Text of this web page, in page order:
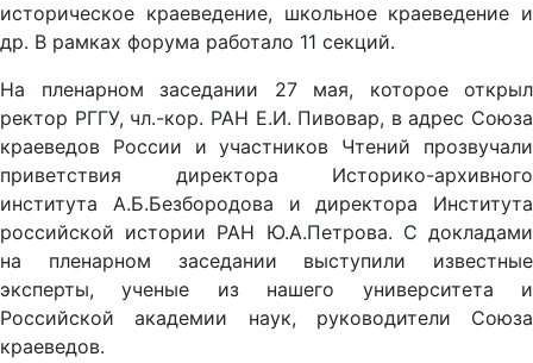
историческое краеведение, школьное краеведение и
др. В рамках форума работало 11 секций.
На пленарном заседании 27 мая, которое открыл
ректор РГГУ, чл.-кор. РАН Е.И. Пивовар, в адрес Союза
краеведов России и участников Чтений прозвучали
приветствия директора Историко-архивного
института А.Б.Безбородова и директора Института
российской истории РАН Ю.А.Петрова. С докладами
на пленарном заседании выступили известные
эксперты, ученые из нашего университета и
Российской академии наук, руководители Союза
краеведов.